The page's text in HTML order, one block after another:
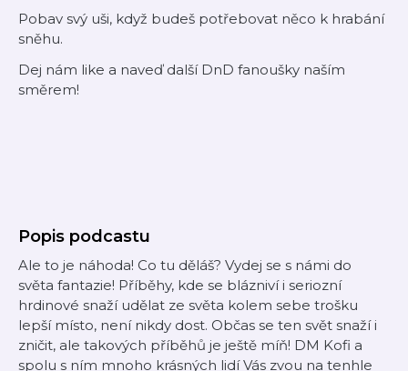
Pobav svý uši, když budeš potřebovat něco k hrabání
sněhu.
Dej nám like a naveď další DnD fanoušky naším
směrem!
Popis podcastu
Ale to je náhoda! Co tu děláš? Vydej se s námi do
světa fantazie! Příběhy, kde se blázniví i seriozní
hrdinové snaží udělat ze světa kolem sebe trošku
lepší místo, není nikdy dost. Občas se ten svět snaží i
zničit, ale takových příběhů je ještě míň! DM Kofi a
spolu s ním mnoho krásných lidí Vás zvou na tenhle